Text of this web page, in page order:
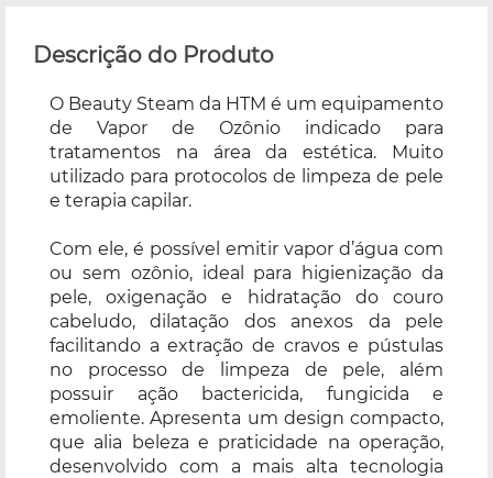
Descrição do Produto
O Beauty Steam da HTM é um equipamento
de Vapor de Ozônio indicado para
tratamentos na área da estética. Muito
utilizado para protocolos de limpeza de pele
e terapia capilar.
Com ele, é possível emitir vapor d’água com
ou sem ozônio, ideal para higienização da
pele, oxigenação e hidratação do couro
cabeludo, dilatação dos anexos da pele
facilitando a extração de cravos e pústulas
no processo de limpeza de pele, além
possuir ação bactericida, fungicida e
emoliente. Apresenta um design compacto,
que alia beleza e praticidade na operação,
desenvolvido com a mais alta tecnologia